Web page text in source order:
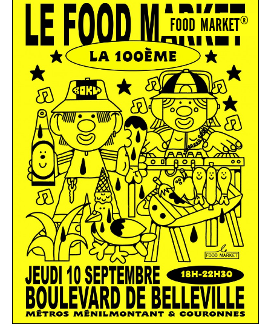
FOOD MARKET®